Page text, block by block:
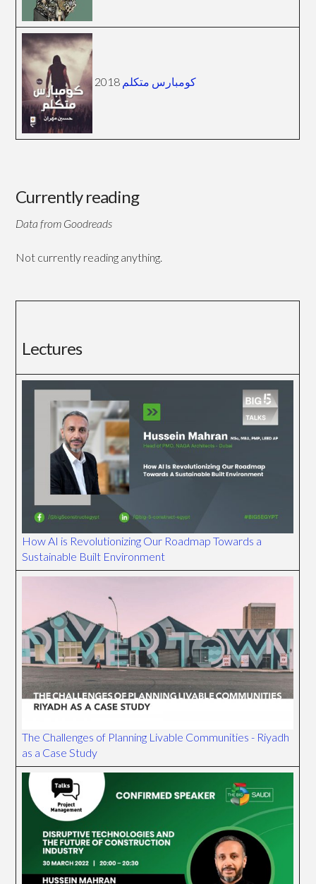
كومبارس متكلم
Currently reading
Data from Goodreads
Not currently reading anything.
Lectures
How AI is Revolutionizing Our Roadmap Towards a
Sustainable Built Environment
The Challenges of Planning Livable Communities - Riyadh
as a Case Study